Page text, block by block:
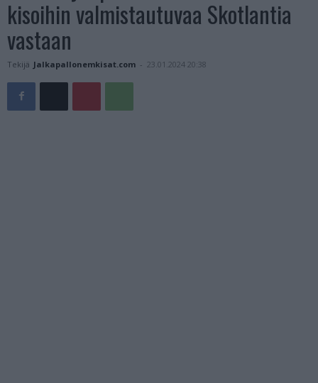
kisoihin valmistautuvaa Skotlantia
vastaan
Tekijä Jalkapallonemkisat.com - 23.01.2024 20:38